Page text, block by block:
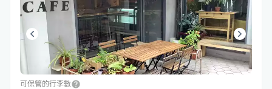
可保管的行李數